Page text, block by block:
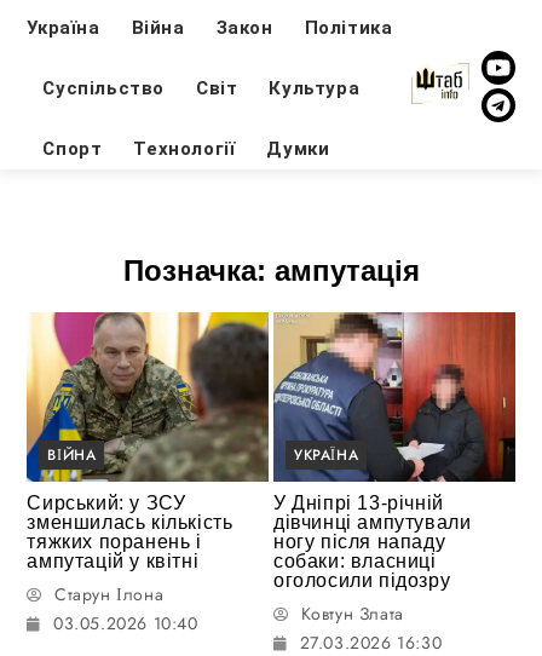
Україна Війна Закон Політика
Суспільство Світ Культура
Спорт Технології Думки
Позначка: ампутація
ВІЙНА
Сирський: у ЗСУ
зменшилась кількість
тяжких поранень і
ампутацій у квітні
Старун Ілона
03.05.2026 10:40
УКРАЇНА
У Дніпрі 13-річній
дівчинці ампутували
ногу після нападу
собаки: власниці
оголосили підозру
Ковтун Злата
27.03.2026 16:30